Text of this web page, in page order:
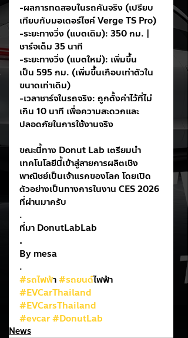
-ผลการทดสอบในรถคันจริง (เปรียบ
เทียบกับมอเตอร์ไซค์ Verge TS Pro)
-ระยะทางวิ่ง (แบตเดิม): 350 กม. |
ชาร์จเต็ม 35 นาที
-ระยะทางวิ่ง (แบตใหม่): เพิ่มขึ้น
เป็น 595 กม. (เพิ่มขึ้นเกือบเท่าตัวใน
ขนาดเท่าเดิม)
-เวลาชาร์จในรถจริง: ถูกตั้งค่าไว้ที่ไม่
เกิน 10 นาที เพื่อความสะดวกและ
ปลอดภัยในการใช้งานจริง
ขณะนี้ทาง Donut Lab เตรียมนำ
เทคโนโลยีนี้เข้าสู่สายการผลิตเชิง
พาณิชย์เป็นเจ้าแรกของโลก โดยเปิด
ตัวอย่างเป็นทางการในงาน CES 2026
ที่ผ่านมาครับ
.
ที่มา DonutLabLab
.
By mesa
.
#รถไฟฟ้า #รถยนต์ไฟฟ้า
#EVCarThailand
#EVCarsThailand
#evcar#DonutLab
News